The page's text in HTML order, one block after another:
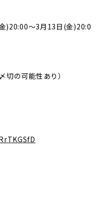
)20:00～3月13日(金)20:0
切の可能性あり）